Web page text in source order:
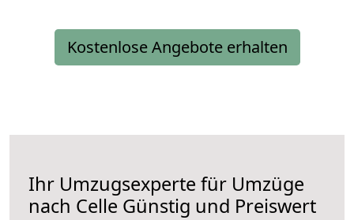
Kostenlose Angebote erhalten
Ihr Umzugsexperte für Umzüge
nach Celle Günstig und Preiswert